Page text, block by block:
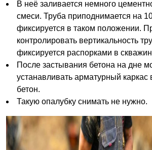
В неё заливается немного
смеси. Труба приподнимается на
фиксируется в таком положении.
контролировать вертикальность
фиксируется распорками в
После застывания бетона на дне
устанавливать арматурный каркас
бетон.
Такую опалубку снимать не нужно.